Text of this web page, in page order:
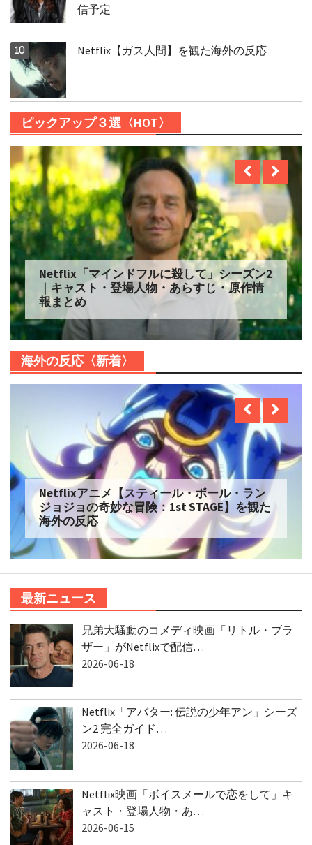
信予定
Netflix【ガス人間】を観た海外の反応
ピックアップ３選〈HOT〉
Netflix「マインドフルに殺して」シーズン2
｜キャスト・登場人物・あらすじ・原作情
報まとめ
海外の反応〈新着〉
Netflixアニメ【スティール・ボール・ラン
ジョジョの奇妙な冒険：1st STAGE】を観た
海外の反応
最新ニュース
兄弟大騒動のコメディ映画「リトル・ブラ
ザー」がNetflixで配信…
2026-06-18
Netflix「アバター: 伝説の少年アン」シーズ
ン2 完全ガイド…
2026-06-18
Netflix映画「ボイスメールで恋をして」キ
ャスト・登場人物・あ…
2026-06-15